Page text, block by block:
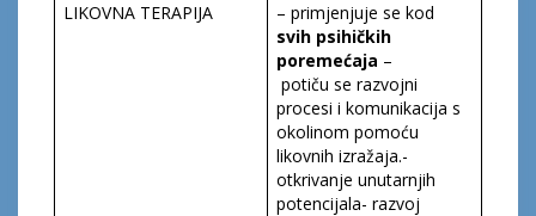
LIKOVNA TERAPIJA
– primjenjuje se kod
svih psihičkih
poremećaja –
potiču se razvojni
procesi i komunikacija s
okolinom pomoću
likovnih izražaja.-
otkrivanje unutarnjih
potencijala- razvoj